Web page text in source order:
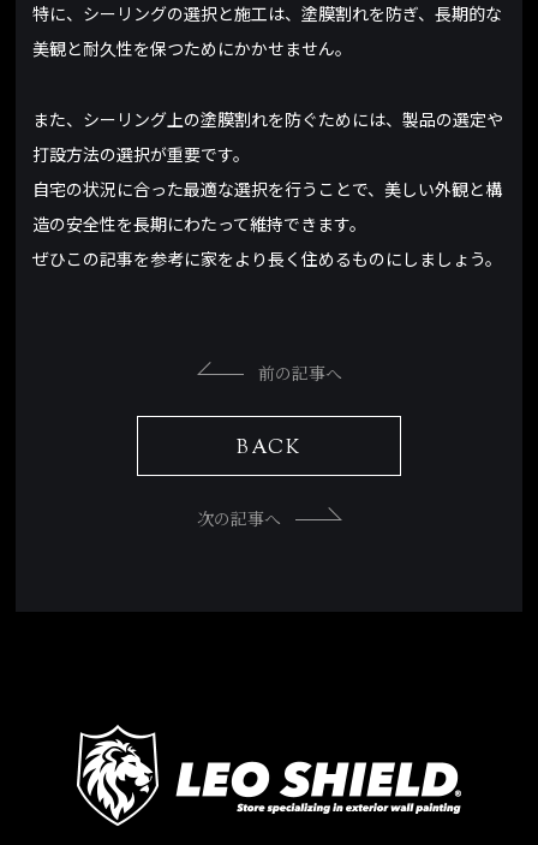
特に、シーリングの選択と施工は、塗膜割れを防ぎ、長期的な
美観と耐久性を保つためにかかせません。
また、シーリング上の塗膜割れを防ぐためには、製品の選定や
打設方法の選択が重要です。
自宅の状況に合った最適な選択を行うことで、美しい外観と構
造の安全性を長期にわたって維持できます。
ぜひこの記事を参考に家をより長く住めるものにしましょう。
前の記事へ
BACK
次の記事へ